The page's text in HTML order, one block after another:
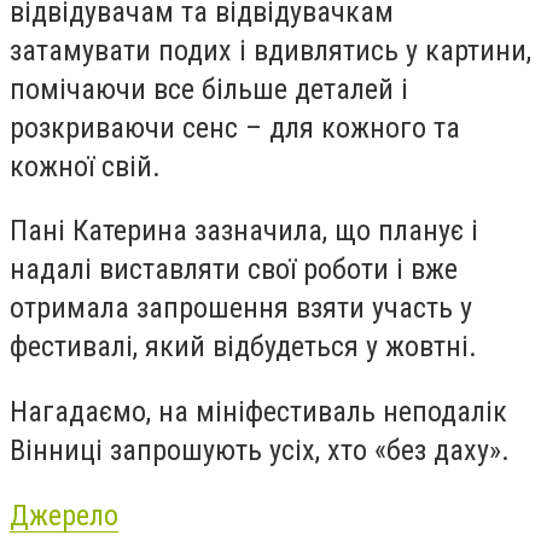
відвідувачам та відвідувачкам
затамувати подих і вдивлятись у картини,
помічаючи все більше деталей і
розкриваючи сенс – для кожного та
кожної свій.
Пані Катерина зазначила, що планує і
надалі виставляти свої роботи і вже
отримала запрошення взяти участь у
фестивалі, який відбудеться у жовтні.
Нагадаємо, на мініфестиваль неподалік
Вінниці запрошують усіх, хто «без даху».
Джерело